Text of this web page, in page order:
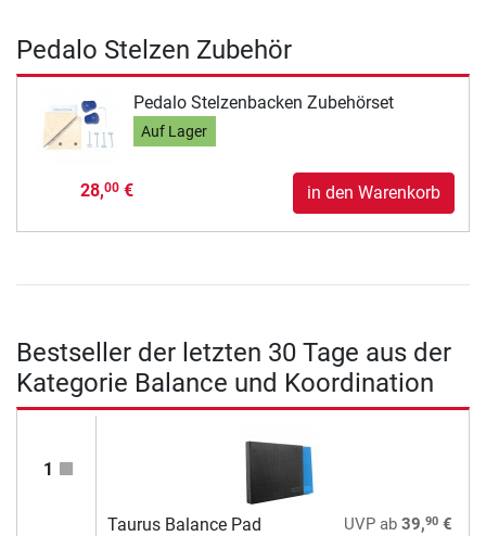
Pedalo Stelzen Zubehör
Pedalo Stelzenbacken Zubehörset
Auf Lager
28,00€ in den Warenkorb
Bestseller der letzten 30 Tage aus der
Kategorie Balance und Koordination
1
Taurus Balance Pad UVPab 39,90€